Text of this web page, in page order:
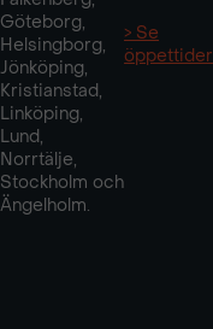
Göteborg,
Helsingborg,
Jönköping,
Kristianstad,
Linköping,
Lund,
Norrtälje,
Stockholm och
Ängelholm.
> Se
öppettider